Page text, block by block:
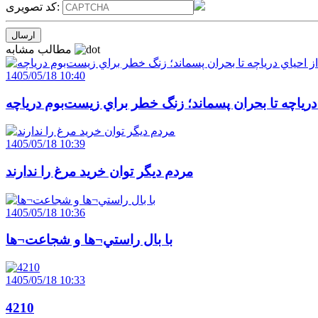
کد تصویری:
1405/05/18 10:40
درياچه تا بحران پسماند؛ زنگ خطر براي زيست‌بوم درياچه
1405/05/18 10:39
مردم ديگر توان خريد مرغ را ندارند
1405/05/18 10:36
با بال راستي¬ها و شجاعت¬ها
1405/05/18 10:33
4210